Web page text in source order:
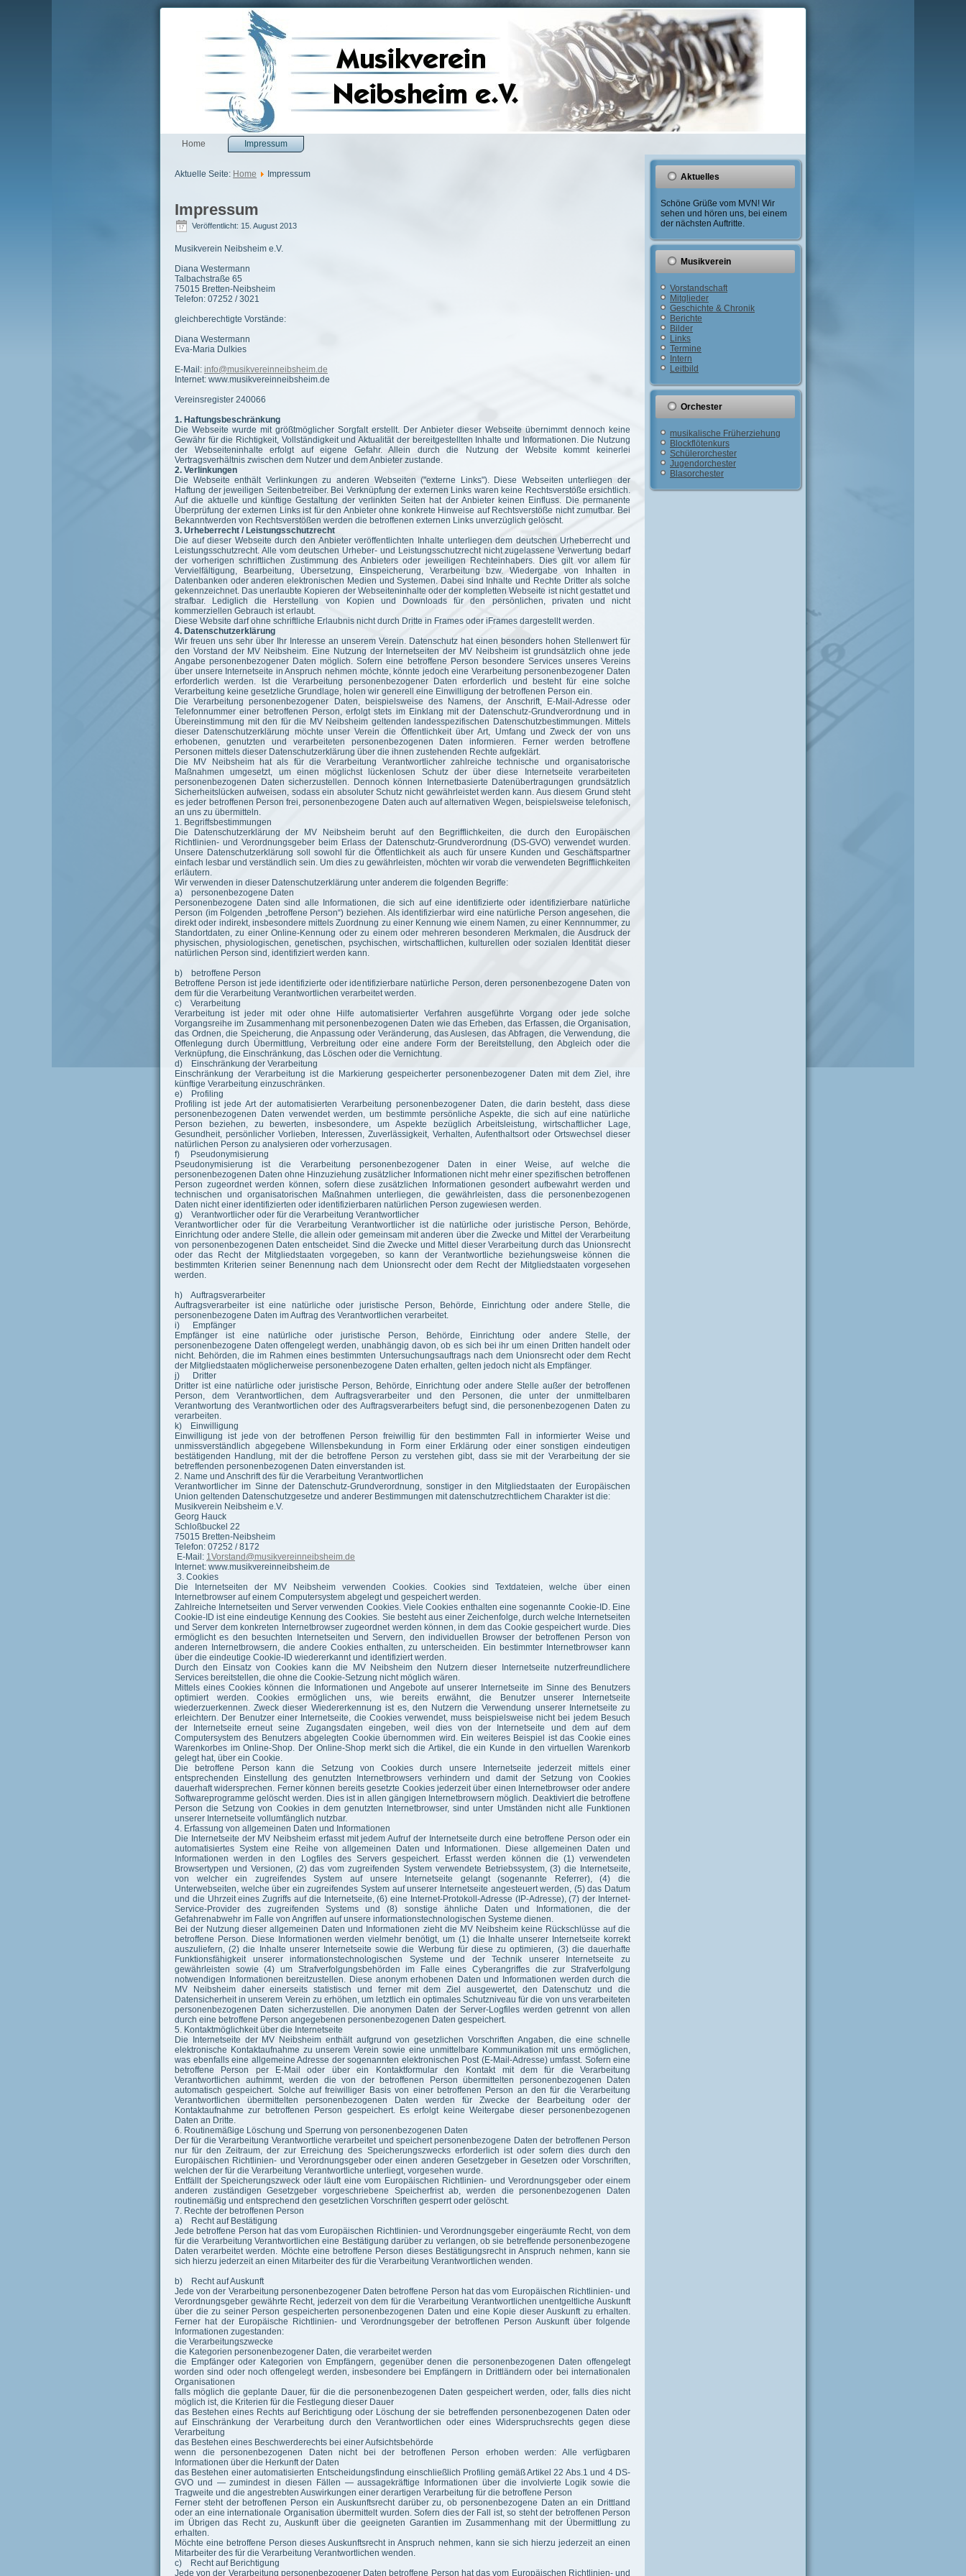
Home Impressum
Aktuelle Seite: Home Impressum
Impressum
Veröffentlicht: 15. August 2013
Musikverein Neibsheim e.V.
Diana Westermann
Talbachstraße 65
75015 Bretten-Neibsheim
Telefon: 07252 / 3021
gleichberechtigte Vorstände:
Diana Westermann
Eva-Maria Dulkies
E-Mail: info@musikvereinneibsheim.de
Internet: www.musikvereinneibsheim.de
Vereinsregister 240066
1. Haftungsbeschränkung
Die Webseite wurde mit größtmöglicher Sorgfalt erstellt. Der Anbieter dieser Webseite übernimmt dennoch keine
Gewähr für die Richtigkeit, Vollständigkeit und Aktualität der bereitgestellten Inhalte und Informationen. Die Nutzung
der Webseiteninhalte erfolgt auf eigene Gefahr. Allein durch die Nutzung der Website kommt keinerlei
Vertragsverhältnis zwischen dem Nutzer und dem Anbieter zustande.
2. Verlinkungen
Die Webseite enthält Verlinkungen zu anderen Webseiten ("externe Links"). Diese Webseiten unterliegen der
Haftung der jeweiligen Seitenbetreiber. Bei Verknüpfung der externen Links waren keine Rechtsverstöße ersichtlich.
Auf die aktuelle und künftige Gestaltung der verlinkten Seiten hat der Anbieter keinen Einfluss. Die permanente
Überprüfung der externen Links ist für den Anbieter ohne konkrete Hinweise auf Rechtsverstöße nicht zumutbar. Bei
Bekanntwerden von Rechtsverstößen werden die betroffenen externen Links unverzüglich gelöscht.
3. Urheberrecht / Leistungsschutzrecht
Die auf dieser Webseite durch den Anbieter veröffentlichten Inhalte unterliegen dem deutschen Urheberrecht und
Leistungsschutzrecht. Alle vom deutschen Urheber- und Leistungsschutzrecht nicht zugelassene Verwertung bedarf
der vorherigen schriftlichen Zustimmung des Anbieters oder jeweiligen Rechteinhabers. Dies gilt vor allem für
Vervielfältigung, Bearbeitung, Übersetzung, Einspeicherung, Verarbeitung bzw. Wiedergabe von Inhalten in
Datenbanken oder anderen elektronischen Medien und Systemen. Dabei sind Inhalte und Rechte Dritter als solche
gekennzeichnet. Das unerlaubte Kopieren der Webseiteninhalte oder der kompletten Webseite ist nicht gestattet und
strafbar. Lediglich die Herstellung von Kopien und Downloads für den persönlichen, privaten und nicht
kommerziellen Gebrauch ist erlaubt.
Diese Website darf ohne schriftliche Erlaubnis nicht durch Dritte in Frames oder iFrames dargestellt werden.
4. Datenschutzerklärung
Wir freuen uns sehr über Ihr Interesse an unserem Verein. Datenschutz hat einen besonders hohen Stellenwert für
den Vorstand der MV Neibsheim. Eine Nutzung der Internetseiten der MV Neibsheim ist grundsätzlich ohne jede
Angabe personenbezogener Daten möglich. Sofern eine betroffene Person besondere Services unseres Vereins
über unsere Internetseite in Anspruch nehmen möchte, könnte jedoch eine Verarbeitung personenbezogener Daten
erforderlich werden. Ist die Verarbeitung personenbezogener Daten erforderlich und besteht für eine solche
Verarbeitung keine gesetzliche Grundlage, holen wir generell eine Einwilligung der betroffenen Person ein.
Die Verarbeitung personenbezogener Daten, beispielsweise des Namens, der Anschrift, E-Mail-Adresse oder
Telefonnummer einer betroffenen Person, erfolgt stets im Einklang mit der Datenschutz-Grundverordnung und in
Übereinstimmung mit den für die MV Neibsheim geltenden landesspezifischen Datenschutzbestimmungen. Mittels
dieser Datenschutzerklärung möchte unser Verein die Öffentlichkeit über Art, Umfang und Zweck der von uns
erhobenen, genutzten und verarbeiteten personenbezogenen Daten informieren. Ferner werden betroffene
Personen mittels dieser Datenschutzerklärung über die ihnen zustehenden Rechte aufgeklärt.
Die MV Neibsheim hat als für die Verarbeitung Verantwortlicher zahlreiche technische und organisatorische
Maßnahmen umgesetzt, um einen möglichst lückenlosen Schutz der über diese Internetseite verarbeiteten
personenbezogenen Daten sicherzustellen. Dennoch können Internetbasierte Datenübertragungen grundsätzlich
Sicherheitslücken aufweisen, sodass ein absoluter Schutz nicht gewährleistet werden kann. Aus diesem Grund steht
es jeder betroffenen Person frei, personenbezogene Daten auch auf alternativen Wegen, beispielsweise telefonisch,
an uns zu übermitteln.
1. Begriffsbestimmungen
Die Datenschutzerklärung der MV Neibsheim beruht auf den Begrifflichkeiten, die durch den Europäischen
Richtlinien- und Verordnungsgeber beim Erlass der Datenschutz-Grundverordnung (DS-GVO) verwendet wurden.
Unsere Datenschutzerklärung soll sowohl für die Öffentlichkeit als auch für unsere Kunden und Geschäftspartner
einfach lesbar und verständlich sein. Um dies zu gewährleisten, möchten wir vorab die verwendeten Begrifflichkeiten
erläutern.
Wir verwenden in dieser Datenschutzerklärung unter anderem die folgenden Begriffe:
a) personenbezogene Daten
Personenbezogene Daten sind alle Informationen, die sich auf eine identifizierte oder identifizierbare natürliche
Person (im Folgenden „betroffene Person“) beziehen. Als identifizierbar wird eine natürliche Person angesehen, die
direkt oder indirekt, insbesondere mittels Zuordnung zu einer Kennung wie einem Namen, zu einer Kennnummer, zu
Standortdaten, zu einer Online-Kennung oder zu einem oder mehreren besonderen Merkmalen, die Ausdruck der
physischen, physiologischen, genetischen, psychischen, wirtschaftlichen, kulturellen oder sozialen Identität dieser
natürlichen Person sind, identifiziert werden kann.
b) betroffene Person
Betroffene Person ist jede identifizierte oder identifizierbare natürliche Person, deren personenbezogene Daten von
dem für die Verarbeitung Verantwortlichen verarbeitet werden.
c) Verarbeitung
Verarbeitung ist jeder mit oder ohne Hilfe automatisierter Verfahren ausgeführte Vorgang oder jede solche
Vorgangsreihe im Zusammenhang mit personenbezogenen Daten wie das Erheben, das Erfassen, die Organisation,
das Ordnen, die Speicherung, die Anpassung oder Veränderung, das Auslesen, das Abfragen, die Verwendung, die
Offenlegung durch Übermittlung, Verbreitung oder eine andere Form der Bereitstellung, den Abgleich oder die
Verknüpfung, die Einschränkung, das Löschen oder die Vernichtung.
d) Einschränkung der Verarbeitung
Einschränkung der Verarbeitung ist die Markierung gespeicherter personenbezogener Daten mit dem Ziel, ihre
künftige Verarbeitung einzuschränken.
e) Profiling
Profiling ist jede Art der automatisierten Verarbeitung personenbezogener Daten, die darin besteht, dass diese
personenbezogenen Daten verwendet werden, um bestimmte persönliche Aspekte, die sich auf eine natürliche
Person beziehen, zu bewerten, insbesondere, um Aspekte bezüglich Arbeitsleistung, wirtschaftlicher Lage,
Gesundheit, persönlicher Vorlieben, Interessen, Zuverlässigkeit, Verhalten, Aufenthaltsort oder Ortswechsel dieser
natürlichen Person zu analysieren oder vorherzusagen.
f) Pseudonymisierung
Pseudonymisierung ist die Verarbeitung personenbezogener Daten in einer Weise, auf welche die
personenbezogenen Daten ohne Hinzuziehung zusätzlicher Informationen nicht mehr einer spezifischen betroffenen
Person zugeordnet werden können, sofern diese zusätzlichen Informationen gesondert aufbewahrt werden und
technischen und organisatorischen Maßnahmen unterliegen, die gewährleisten, dass die personenbezogenen
Daten nicht einer identifizierten oder identifizierbaren natürlichen Person zugewiesen werden.
g) Verantwortlicher oder für die Verarbeitung Verantwortlicher
Verantwortlicher oder für die Verarbeitung Verantwortlicher ist die natürliche oder juristische Person, Behörde,
Einrichtung oder andere Stelle, die allein oder gemeinsam mit anderen über die Zwecke und Mittel der Verarbeitung
von personenbezogenen Daten entscheidet. Sind die Zwecke und Mittel dieser Verarbeitung durch das Unionsrecht
oder das Recht der Mitgliedstaaten vorgegeben, so kann der Verantwortliche beziehungsweise können die
bestimmten Kriterien seiner Benennung nach dem Unionsrecht oder dem Recht der Mitgliedstaaten vorgesehen
werden.
h) Auftragsverarbeiter
Auftragsverarbeiter ist eine natürliche oder juristische Person, Behörde, Einrichtung oder andere Stelle, die
personenbezogene Daten im Auftrag des Verantwortlichen verarbeitet.
i) Empfänger
Empfänger ist eine natürliche oder juristische Person, Behörde, Einrichtung oder andere Stelle, der
personenbezogene Daten offengelegt werden, unabhängig davon, ob es sich bei ihr um einen Dritten handelt oder
nicht. Behörden, die im Rahmen eines bestimmten Untersuchungsauftrags nach dem Unionsrecht oder dem Recht
der Mitgliedstaaten möglicherweise personenbezogene Daten erhalten, gelten jedoch nicht als Empfänger.
j) Dritter
Dritter ist eine natürliche oder juristische Person, Behörde, Einrichtung oder andere Stelle außer der betroffenen
Person, dem Verantwortlichen, dem Auftragsverarbeiter und den Personen, die unter der unmittelbaren
Verantwortung des Verantwortlichen oder des Auftragsverarbeiters befugt sind, die personenbezogenen Daten zu
verarbeiten.
k) Einwilligung
Einwilligung ist jede von der betroffenen Person freiwillig für den bestimmten Fall in informierter Weise und
unmissverständlich abgegebene Willensbekundung in Form einer Erklärung oder einer sonstigen eindeutigen
bestätigenden Handlung, mit der die betroffene Person zu verstehen gibt, dass sie mit der Verarbeitung der sie
betreffenden personenbezogenen Daten einverstanden ist.
2. Name und Anschrift des für die Verarbeitung Verantwortlichen
Verantwortlicher im Sinne der Datenschutz-Grundverordnung, sonstiger in den Mitgliedstaaten der Europäischen
Union geltenden Datenschutzgesetze und anderer Bestimmungen mit datenschutzrechtlichem Charakter ist die:
Musikverein Neibsheim e.V.
Georg Hauck
Schloßbuckel 22
75015 Bretten-Neibsheim
Telefon: 07252 / 8172
E-Mail: 1Vorstand@musikvereinneibsheim.de
Internet: www.musikvereinneibsheim.de
3. Cookies
Die Internetseiten der MV Neibsheim verwenden Cookies. Cookies sind Textdateien, welche über einen
Internetbrowser auf einem Computersystem abgelegt und gespeichert werden.
Zahlreiche Internetseiten und Server verwenden Cookies. Viele Cookies enthalten eine sogenannte Cookie-ID. Eine
Cookie-ID ist eine eindeutige Kennung des Cookies. Sie besteht aus einer Zeichenfolge, durch welche Internetseiten
und Server dem konkreten Internetbrowser zugeordnet werden können, in dem das Cookie gespeichert wurde. Dies
ermöglicht es den besuchten Internetseiten und Servern, den individuellen Browser der betroffenen Person von
anderen Internetbrowsern, die andere Cookies enthalten, zu unterscheiden. Ein bestimmter Internetbrowser kann
über die eindeutige Cookie-ID wiedererkannt und identifiziert werden.
Durch den Einsatz von Cookies kann die MV Neibsheim den Nutzern dieser Internetseite nutzerfreundlichere
Services bereitstellen, die ohne die Cookie-Setzung nicht möglich wären.
Mittels eines Cookies können die Informationen und Angebote auf unserer Internetseite im Sinne des Benutzers
optimiert werden. Cookies ermöglichen uns, wie bereits erwähnt, die Benutzer unserer Internetseite
wiederzuerkennen. Zweck dieser Wiedererkennung ist es, den Nutzern die Verwendung unserer Internetseite zu
erleichtern. Der Benutzer einer Internetseite, die Cookies verwendet, muss beispielsweise nicht bei jedem Besuch
der Internetseite erneut seine Zugangsdaten eingeben, weil dies von der Internetseite und dem auf dem
Computersystem des Benutzers abgelegten Cookie übernommen wird. Ein weiteres Beispiel ist das Cookie eines
Warenkorbes im Online-Shop. Der Online-Shop merkt sich die Artikel, die ein Kunde in den virtuellen Warenkorb
gelegt hat, über ein Cookie.
Die betroffene Person kann die Setzung von Cookies durch unsere Internetseite jederzeit mittels einer
entsprechenden Einstellung des genutzten Internetbrowsers verhindern und damit der Setzung von Cookies
dauerhaft widersprechen. Ferner können bereits gesetzte Cookies jederzeit über einen Internetbrowser oder andere
Softwareprogramme gelöscht werden. Dies ist in allen gängigen Internetbrowsern möglich. Deaktiviert die betroffene
Person die Setzung von Cookies in dem genutzten Internetbrowser, sind unter Umständen nicht alle Funktionen
unserer Internetseite vollumfänglich nutzbar.
4. Erfassung von allgemeinen Daten und Informationen
Die Internetseite der MV Neibsheim erfasst mit jedem Aufruf der Internetseite durch eine betroffene Person oder ein
automatisiertes System eine Reihe von allgemeinen Daten und Informationen. Diese allgemeinen Daten und
Informationen werden in den Logfiles des Servers gespeichert. Erfasst werden können die (1) verwendeten
Browsertypen und Versionen, (2) das vom zugreifenden System verwendete Betriebssystem, (3) die Internetseite,
von welcher ein zugreifendes System auf unsere Internetseite gelangt (sogenannte Referrer), (4) die
Unterwebseiten, welche über ein zugreifendes System auf unserer Internetseite angesteuert werden, (5) das Datum
und die Uhrzeit eines Zugriffs auf die Internetseite, (6) eine Internet-Protokoll-Adresse (IP-Adresse), (7) der Internet-
Service-Provider des zugreifenden Systems und (8) sonstige ähnliche Daten und Informationen, die der
Gefahrenabwehr im Falle von Angriffen auf unsere informationstechnologischen Systeme dienen.
Bei der Nutzung dieser allgemeinen Daten und Informationen zieht die MV Neibsheim keine Rückschlüsse auf die
betroffene Person. Diese Informationen werden vielmehr benötigt, um (1) die Inhalte unserer Internetseite korrekt
auszuliefern, (2) die Inhalte unserer Internetseite sowie die Werbung für diese zu optimieren, (3) die dauerhafte
Funktionsfähigkeit unserer informationstechnologischen Systeme und der Technik unserer Internetseite zu
gewährleisten sowie (4) um Strafverfolgungsbehörden im Falle eines Cyberangriffes die zur Strafverfolgung
notwendigen Informationen bereitzustellen. Diese anonym erhobenen Daten und Informationen werden durch die
MV Neibsheim daher einerseits statistisch und ferner mit dem Ziel ausgewertet, den Datenschutz und die
Datensicherheit in unserem Verein zu erhöhen, um letztlich ein optimales Schutzniveau für die von uns verarbeiteten
personenbezogenen Daten sicherzustellen. Die anonymen Daten der Server-Logfiles werden getrennt von allen
durch eine betroffene Person angegebenen personenbezogenen Daten gespeichert.
5. Kontaktmöglichkeit über die Internetseite
Die Internetseite der MV Neibsheim enthält aufgrund von gesetzlichen Vorschriften Angaben, die eine schnelle
elektronische Kontaktaufnahme zu unserem Verein sowie eine unmittelbare Kommunikation mit uns ermöglichen,
was ebenfalls eine allgemeine Adresse der sogenannten elektronischen Post (E-Mail-Adresse) umfasst. Sofern eine
betroffene Person per E-Mail oder über ein Kontaktformular den Kontakt mit dem für die Verarbeitung
Verantwortlichen aufnimmt, werden die von der betroffenen Person übermittelten personenbezogenen Daten
automatisch gespeichert. Solche auf freiwilliger Basis von einer betroffenen Person an den für die Verarbeitung
Verantwortlichen übermittelten personenbezogenen Daten werden für Zwecke der Bearbeitung oder der
Kontaktaufnahme zur betroffenen Person gespeichert. Es erfolgt keine Weitergabe dieser personenbezogenen
Daten an Dritte.
6. Routinemäßige Löschung und Sperrung von personenbezogenen Daten
Der für die Verarbeitung Verantwortliche verarbeitet und speichert personenbezogene Daten der betroffenen Person
nur für den Zeitraum, der zur Erreichung des Speicherungszwecks erforderlich ist oder sofern dies durch den
Europäischen Richtlinien- und Verordnungsgeber oder einen anderen Gesetzgeber in Gesetzen oder Vorschriften,
welchen der für die Verarbeitung Verantwortliche unterliegt, vorgesehen wurde.
Entfällt der Speicherungszweck oder läuft eine vom Europäischen Richtlinien- und Verordnungsgeber oder einem
anderen zuständigen Gesetzgeber vorgeschriebene Speicherfrist ab, werden die personenbezogenen Daten
routinemäßig und entsprechend den gesetzlichen Vorschriften gesperrt oder gelöscht.
7. Rechte der betroffenen Person
a) Recht auf Bestätigung
Jede betroffene Person hat das vom Europäischen Richtlinien- und Verordnungsgeber eingeräumte Recht, von dem
für die Verarbeitung Verantwortlichen eine Bestätigung darüber zu verlangen, ob sie betreffende personenbezogene
Daten verarbeitet werden. Möchte eine betroffene Person dieses Bestätigungsrecht in Anspruch nehmen, kann sie
sich hierzu jederzeit an einen Mitarbeiter des für die Verarbeitung Verantwortlichen wenden.
b) Recht auf Auskunft
Jede von der Verarbeitung personenbezogener Daten betroffene Person hat das vom Europäischen Richtlinien- und
Verordnungsgeber gewährte Recht, jederzeit von dem für die Verarbeitung Verantwortlichen unentgeltliche Auskunft
über die zu seiner Person gespeicherten personenbezogenen Daten und eine Kopie dieser Auskunft zu erhalten.
Ferner hat der Europäische Richtlinien- und Verordnungsgeber der betroffenen Person Auskunft über folgende
Informationen zugestanden:
die Verarbeitungszwecke
die Kategorien personenbezogener Daten, die verarbeitet werden
die Empfänger oder Kategorien von Empfängern, gegenüber denen die personenbezogenen Daten offengelegt
worden sind oder noch offengelegt werden, insbesondere bei Empfängern in Drittländern oder bei internationalen
Organisationen
falls möglich die geplante Dauer, für die die personenbezogenen Daten gespeichert werden, oder, falls dies nicht
möglich ist, die Kriterien für die Festlegung dieser Dauer
das Bestehen eines Rechts auf Berichtigung oder Löschung der sie betreffenden personenbezogenen Daten oder
auf Einschränkung der Verarbeitung durch den Verantwortlichen oder eines Widerspruchsrechts gegen diese
Verarbeitung
das Bestehen eines Beschwerderechts bei einer Aufsichtsbehörde
wenn die personenbezogenen Daten nicht bei der betroffenen Person erhoben werden: Alle verfügbaren
Informationen über die Herkunft der Daten
das Bestehen einer automatisierten Entscheidungsfindung einschließlich Profiling gemäß Artikel 22 Abs.1 und 4 DS-
GVO und — zumindest in diesen Fällen — aussagekräftige Informationen über die involvierte Logik sowie die
Tragweite und die angestrebten Auswirkungen einer derartigen Verarbeitung für die betroffene Person
Ferner steht der betroffenen Person ein Auskunftsrecht darüber zu, ob personenbezogene Daten an ein Drittland
oder an eine internationale Organisation übermittelt wurden. Sofern dies der Fall ist, so steht der betroffenen Person
im Übrigen das Recht zu, Auskunft über die geeigneten Garantien im Zusammenhang mit der Übermittlung zu
erhalten.
Möchte eine betroffene Person dieses Auskunftsrecht in Anspruch nehmen, kann sie sich hierzu jederzeit an einen
Mitarbeiter des für die Verarbeitung Verantwortlichen wenden.
c) Recht auf Berichtigung
Jede von der Verarbeitung personenbezogener Daten betroffene Person hat das vom Europäischen Richtlinien- und
Aktuelles
Schöne Grüße vom MVN! Wir
sehen und hören uns, bei einem
der nächsten Auftritte.
Musikverein
Vorstandschaft
Mitglieder
Geschichte & Chronik
Berichte
Bilder
Links
Termine
Intern
Leitbild
Orchester
musikalische Früherziehung
Blockflötenkurs
Schülerorchester
Jugendorchester
Blasorchester